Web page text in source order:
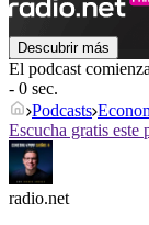
Descubrir más
El podcast
- 0 sec.
Podcasts
Escucha gratis este
radio.net